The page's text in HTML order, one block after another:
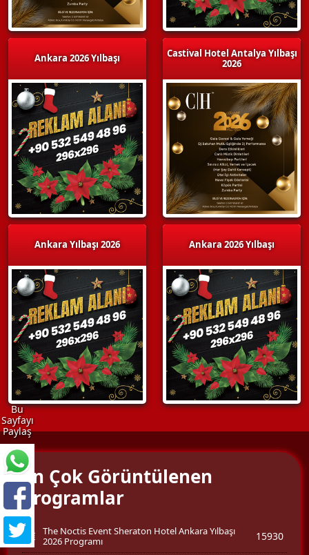
Ankara 2026 Yılbaşı
Ankara Yılbaşı 2026
Castival Hotel Antalya Yılbaşı
2026
Ankara 2026 Yılbaşı
Bu
Sayfayı
Paylaş
En Çok Görüntülenen
Programlar
The Noctis Event Sheraton Hotel Ankara Yılbaşı
2026 Programı
15930